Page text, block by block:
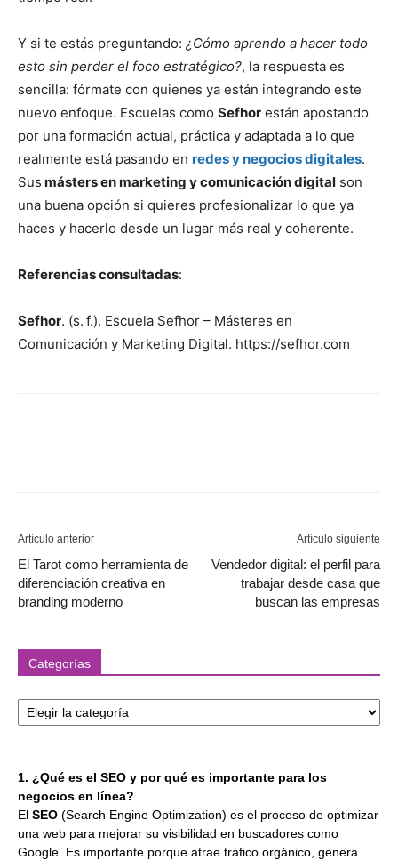
Y si te estás preguntando: ¿Cómo aprendo a hacer todo
esto sin perder el foco estratégico?, la respuesta es
sencilla: fórmate con quienes ya están integrando este
nuevo enfoque. Escuelas como Sefhor están apostando
por una formación actual, práctica y adaptada a lo que
realmente está pasando en redes y negocios digitales.
Sus másters en marketing y comunicación digital son
una buena opción si quieres profesionalizar lo que ya
haces y hacerlo desde un lugar más real y coherente.
Referencias consultadas:
Sefhor. (s. f.). Escuela Sefhor – Másteres en
Comunicación y Marketing Digital. https://sefhor.com
Artículo anterior
El Tarot como herramienta de
diferenciación creativa en
branding moderno
Artículo siguiente
Vendedor digital: el perfil para
trabajar desde casa que
buscan las empresas
Categorías
1. ¿Qué es el SEO y por qué es importante para los
negocios en línea?
El SEO (Search Engine Optimization) es el proceso de optimizar
una web para mejorar su visibilidad en buscadores como
Google. Es importante porque atrae tráfico orgánico, genera